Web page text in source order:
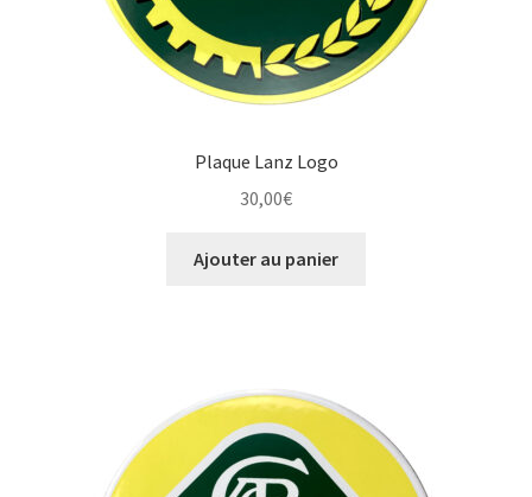
Plaque Lanz Logo
30,00€
Ajouter au panier